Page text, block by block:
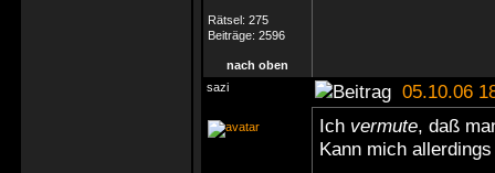
Rätsel: 275
Beiträge: 2596
nach oben
sazi
05.10.06
Ich vermute, daß
Kann mich